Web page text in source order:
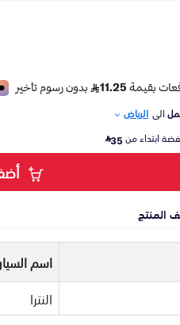
الى الرياض
ابتداء من35
المنتج
اسم
النترا